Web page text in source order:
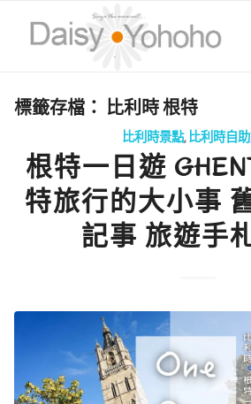
標籤存檔： 比利時 根特
比利時景點,比利時自
根特一日遊
特旅行的大小事
記事 旅遊手